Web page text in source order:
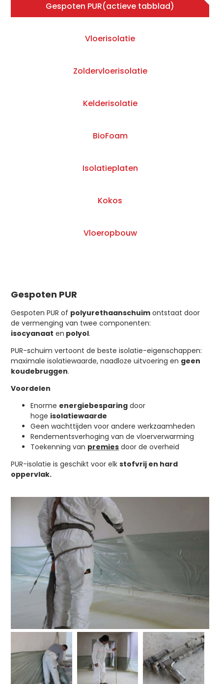
Gespoten PUR(actieve tabblad)
Vloerisolatie
Zoldervloerisolatie
Kelderisolatie
BioFoam
Isolatieplaten
Kokos
Vloeropbouw
Gespoten PUR
Gespoten PUR of polyurethaanschuim ontstaat door
de vermenging van twee componenten:
isocyanaat en polyol.
PUR-schuim vertoont de beste isolatie-eigenschappen:
maximale isolatiewaarde, naadloze uitvoering en geen
koudebruggen.
Voordelen
Enorme energiebesparing door
hoge isolatiewaarde
Geen wachttijden voor andere werkzaamheden
Rendementsverhoging van de vloerverwarming
Toekenning van premies door de overheid
PUR-isolatie is geschikt voor elkstofvrij en hard
oppervlak.